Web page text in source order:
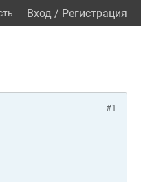
Вход / Регистрация
#1